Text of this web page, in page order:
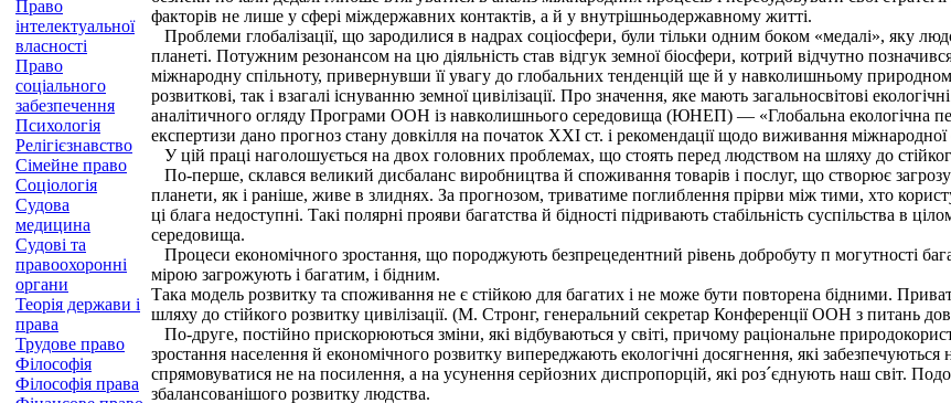
Право
інтелектуальної
власності
Право
соціального
забезпечення
Психологія
Релігієзнавство
Сімейне право
Соціологія
Судова
медицина
Судові та
правоохоронні
органи
Теорія держави і
права
Трудове право
Філософія
Філософія права
факторів не лише у сфері міждержавних контактів, а й у внутрішньодержавному житті.
Проблеми глобалізації, що зародилися в надрах соціосфери, були тільки одним боком «медалі», яку
планеті. Потужним резонансом на цю діяльність став відгук земної біосфери, котрий відчутно
міжнародну спільноту, привернувши її увагу до глобальних тенденцій ще й у навколишньому
розвиткові, так і взагалі існуванню земної цивілізації. Про значення, яке мають загальносвітові
аналітичного огляду Програми ООН із навколишнього середовища (ЮНЕП) — «Глобальна екологічна
експертизи дано прогноз стану довкілля на початок XXI ст. і рекомендації щодо виживання міжнародної
У цій праці наголошується на двох головних проблемах, що стоять перед людством на шляху до
По-перше, склався великий дисбаланс виробництва й споживання товарів і послуг, що створює
планети, як і раніше, живе в злиднях. За прогнозом, триватиме поглиблення прірви між тими, хто
ці блага недоступні. Такі полярні прояви багатства й бідності підривають стабільність суспільства в
середовища.
Процеси економічного зростання, що породжують безпрецедентний рівень добробуту п могутності
мірою загрожують і багатим, і бідним.
Така модель розвитку та споживання не є стійкою для багатих і не може бути повторена бідними.
шляху до стійкого розвитку цивілізації. (М. Стронг, генеральний секретар Конференції ООН з питань
По-друге, постійно прискорюються зміни, які відбуваються у світі, причому раціональне
зростання населення й економічного розвитку випереджають екологічні досягнення, які
спрямовуватися не на посилення, а на усунення серйозних диспропорцій, які роз´єднують наш світ.
збалансованішого розвитку людства.